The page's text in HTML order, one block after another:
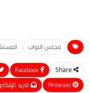
مجلس النواب
Share
Pinterest
البريد